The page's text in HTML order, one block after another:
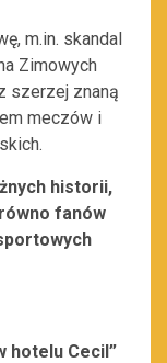
m.in. skandal
Zimowych
szerzej znaną
meczów i
historii,
fanów
hotelu Cecil”